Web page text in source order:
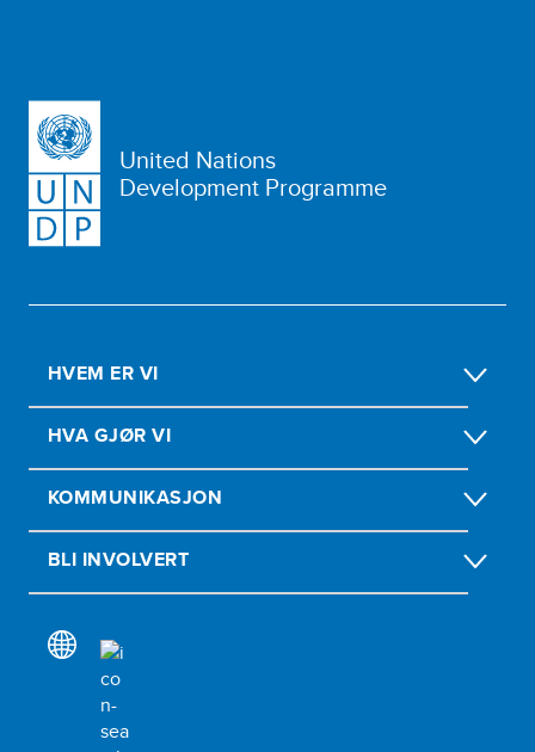
United Nations
Development Programme
HVEM ER VI
HVA GJØR VI
KOMMUNIKASJON
BLI INVOLVERT